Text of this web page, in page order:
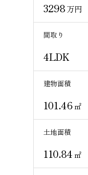
3298万円
間取り
4LDK
建物面積
101.46㎡
土地面積
110.84㎡